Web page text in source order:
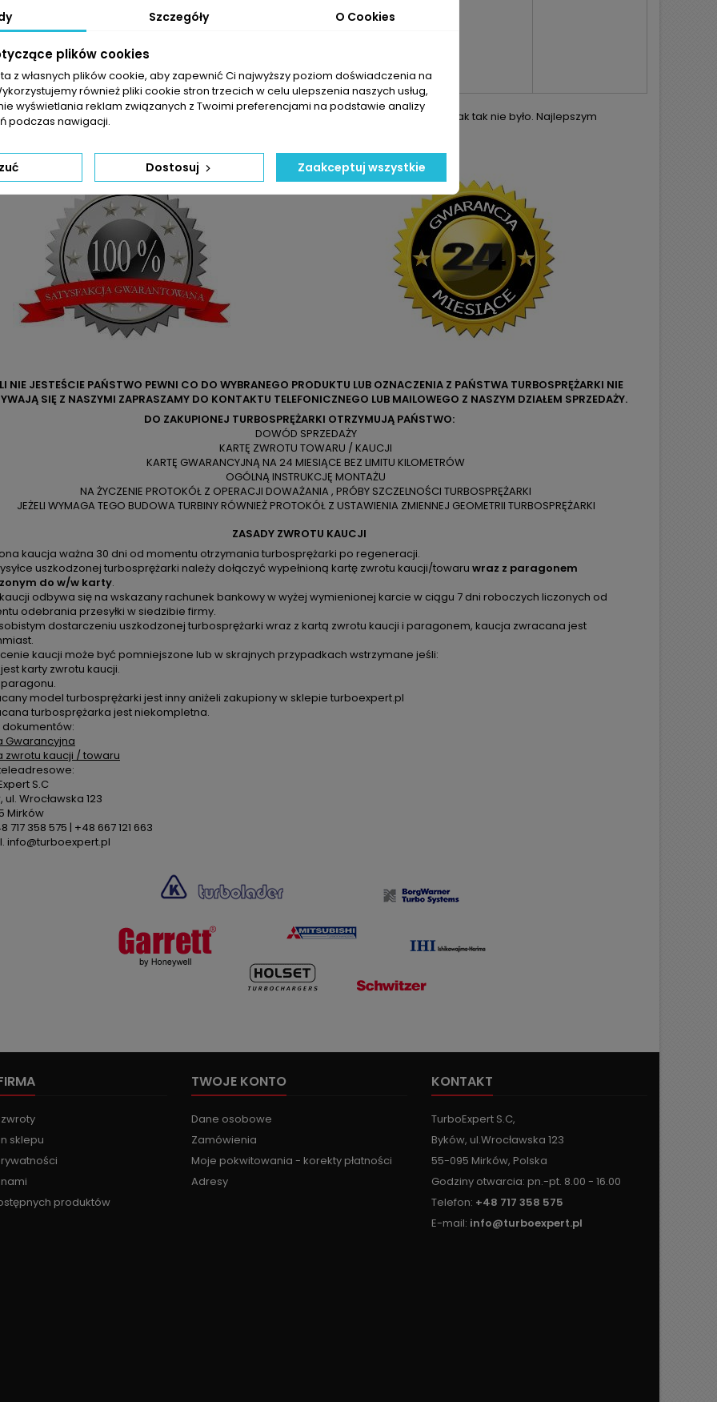
B8 2.0 TSI
2.0 TSI
TSI 4Motion
2.0 TSI
2.0 TSI 4Motion
w tabeli mogą odbiegać od rzeczywistości. Dokładamy wszelkich starań aby jednak tak nie było. Najlepszym
doboru części jest sprawdzenie numerów producenta na uszkodzonej części.
NIE JESTEŚCIE PAŃSTWO PEWNI CO DO WYBRANEGO PRODUKTU LUB OZNACZENIA Z PAŃSTWA TURBOSPRĘŻARKI NIE
SIĘ Z NASZYMI ZAPRASZAMY DO KONTAKTU TELEFONICZNEGO LUB MAILOWEGO Z NASZYM DZIAŁEM SPRZEDAŻY.
DO ZAKUPIONEJ TURBOSPRĘŻARKI OTRZYMUJĄ PAŃSTWO:
DOWÓD SPRZEDAŻY
KARTĘ ZWROTU TOWARU / KAUCJI
KARTĘ GWARANCYJNĄ NA 24 MIESIĄCE BEZ LIMITU KILOMETRÓW
OGÓLNĄ INSTRUKCJĘ MONTAŻU
NA ŻYCZENIE PROTOKÓŁ Z OPERACJI DOWAŻANIA , PRÓBY SZCZELNOŚCI TURBOSPRĘŻARKI
JEŻELI WYMAGA TEGO BUDOWA TURBINY RÓWNIEŻ PROTOKÓŁ Z USTAWIENIA ZMIENNEJ GEOMETRII TURBOSPRĘŻARKI
ZASADY ZWROTU KAUCJI
kaucja ważna 30 dni od momentu otrzymania turbosprężarki po regeneracji.
uszkodzonej turbosprężarki należy dołączyć wypełnioną kartę zwrotu kaucji/towaru wraz z paragonem
do w/w karty.
odbywa się na wskazany rachunek bankowy w wyżej wymienionej karcie w ciągu 7 dni roboczych liczonych od
odebrania przesyłki w siedzibie firmy.
dostarczeniu uszkodzonej turbosprężarki wraz z kartą zwrotu kaucji i paragonem, kaucja zwracana jest
kaucji może być pomniejszone lub w skrajnych przypadkach wstrzymane jeśli:
karty zwrotu kaucji.
model turbosprężarki jest inny aniżeli zakupiony w sklepie turboexpert.pl
turbosprężarka jest niekompletna.
dokumentów:
Gwarancyjna
zwrotu kaucji / towaru
S.C
ul. Wrocławska 123
Mirków
717 358 575 | +48 667 121 663
info@turboexpert.pl
zwroty
sklepu
produktów
TWOJE KONTO
Dane osobowe
Zamówienia
Moje pokwitowania - korekty płatności
Adresy
KONTAKT
TurboExpert S.C,
Byków, ul.Wrocławska 123
55-095 Mirków, Polska
Godziny otwarcia: pn.-pt. 8.00 - 16.00
Telefon: +48 717 358 575
E-mail: info@turboexpert.pl
Szczegóły O Cookies
plików cookies
z własnych plików cookie, aby zapewnić Ci najwyższy poziom doświadczenia na
również pliki cookie stron trzecich w celu ulepszenia naszych usług,
wyświetlania reklam związanych z Twoimi preferencjami na podstawie analizy
podczas nawigacji.
Dostosuj Zaakceptuj wszystkie